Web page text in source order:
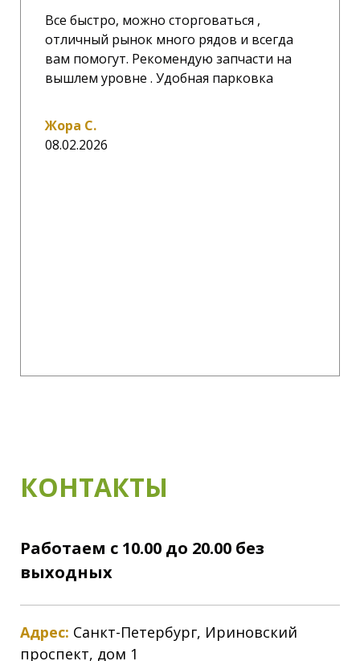
Все быстро, можно сторговаться ,
отличный рынок много рядов и всегда
вам помогут. Рекомендую запчасти на
вышлем уровне . Удобная парковка
Жора С.
08.02.2026
КОНТАКТЫ
Работаем с 10.00 до 20.00 без
выходных
Адрес: Санкт-Петербург, Ириновский
проспект, дом 1